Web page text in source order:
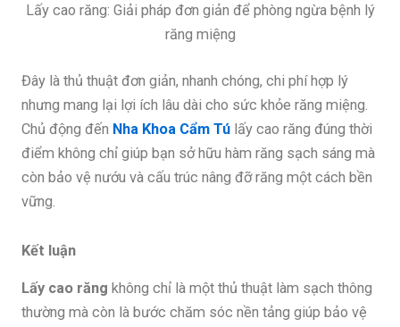
Lấy cao răng: Giải pháp đơn giản để phòng ngừa bệnh lý
răng miệng
Đây là thủ thuật đơn giản, nhanh chóng, chi phí hợp lý
nhưng mang lại lợi ích lâu dài cho sức khỏe răng miệng.
Chủ động đến Nha Khoa Cẩm Tú lấy cao răng đúng thời
điểm không chỉ giúp bạn sở hữu hàm răng sạch sáng mà
còn bảo vệ nướu và cấu trúc nâng đỡ răng một cách bền
vững.
Kết luận
Lấy cao răng không chỉ là một thủ thuật làm sạch thông
thường mà còn là bước chăm sóc nền tảng giúp bảo vệ